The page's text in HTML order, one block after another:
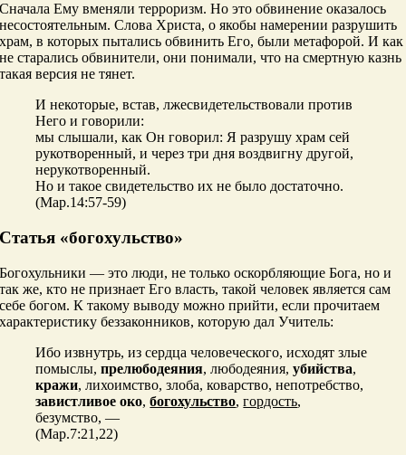
Сначала Ему вменяли терроризм. Но это обвинение оказалось
несостоятельным. Слова Христа, о якобы намерении разрушить
храм, в которых пытались обвинить Его, были метафорой. И как
не старались обвинители, они понимали, что на смертную казнь
такая версия не тянет.
И некоторые, встав, лжесвидетельствовали против
Него и говорили:
мы слышали, как Он говорил: Я разрушу храм сей
рукотворенный, и через три дня воздвигну другой,
нерукотворенный.
Но и такое свидетельство их не было достаточно.
(Мар.14:57-59)
Статья «богохульство»
Богохульники — это люди, не только оскорбляющие Бога, но и
так же, кто не признает Его власть, такой человек является сам
себе богом. К такому выводу можно прийти, если прочитаем
характеристику беззаконников, которую дал Учитель:
Ибо извнутрь, из сердца человеческого, исходят злые
помыслы,прелюбодеяния, любодеяния,убийства,
кражи, лихоимство, злоба, коварство, непотребство,
завистливое око,богохульство, гордость,
безумство, —
(Мар.7:21,22)